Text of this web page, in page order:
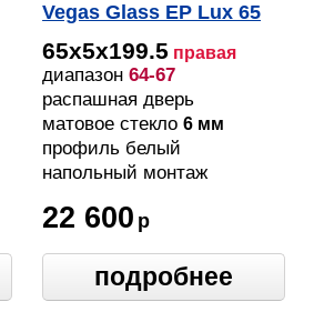
Vegas Glass EP Lux 65
01 10 R профиль
белый, стекло сатин
65х5х199.5 правая
диапазон64-67
распашная дверь
матовое стекло6 мм
профиль белый
напольный монтаж
22 600 р
подробнее